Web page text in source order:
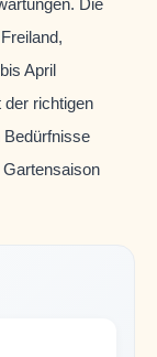
Die
April
der richtigen
Bedürfnisse